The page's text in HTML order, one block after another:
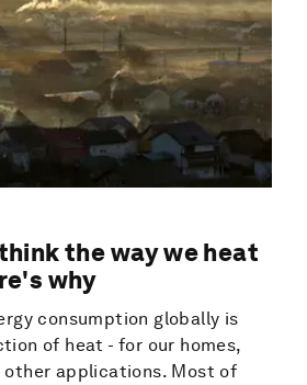
the way we heat
why
consumption globally is
of heat - for our homes,
applications. Most of